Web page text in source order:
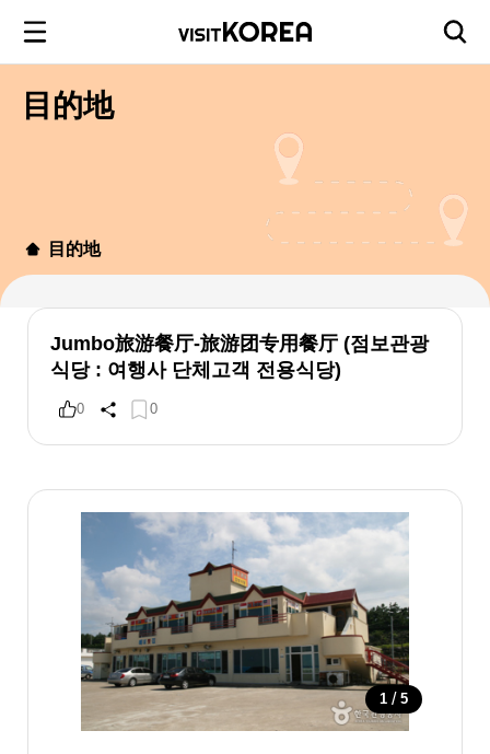
目的地
目的地
Jumbo旅游餐厅-旅游团专用餐厅 (점보관광
식당 : 여행사 단체고객 전용식당)
0 0
1 / 5